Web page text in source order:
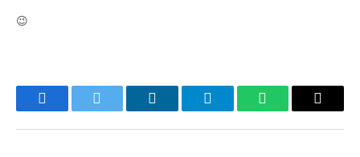
😉
FacebookTwitter LinkedInTelegramWhatsAppCopy